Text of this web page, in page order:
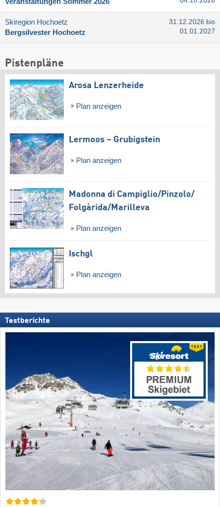
Skiregion Hochoetz
Bergsilvester Hochoetz
31.12.2026 bis
01.01.2027
Pistenpläne
Arosa Lenzerheide
Plan anzeigen
Lermoos – Grubigstein
Plan anzeigen
Madonna di Campiglio/​Pinzolo/​
Folgàrida/​Marilleva
Plan anzeigen
Ischgl
Plan anzeigen
Testberichte